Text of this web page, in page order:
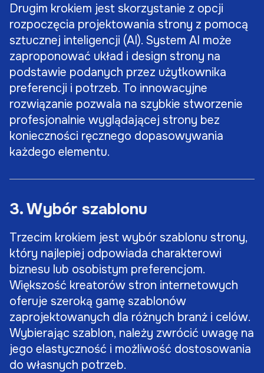
Drugim krokiem jest skorzystanie z opcji
rozpoczęcia projektowania strony z pomocą
sztucznej inteligencji (AI). System AI może
zaproponować układ i design strony na
podstawie podanych przez użytkownika
preferencji i potrzeb. To innowacyjne
rozwiązanie pozwala na szybkie stworzenie
profesjonalnie wyglądającej strony bez
konieczności ręcznego dopasowywania
każdego elementu.
3. Wybór szablonu
Trzecim krokiem jest wybór szablonu strony,
który najlepiej odpowiada charakterowi
biznesu lub osobistym preferencjom.
Większość kreatorów stron internetowych
oferuje szeroką gamę szablonów
zaprojektowanych dla różnych branż i celów.
Wybierając szablon, należy zwrócić uwagę na
jego elastyczność i możliwość dostosowania
do własnych potrzeb.